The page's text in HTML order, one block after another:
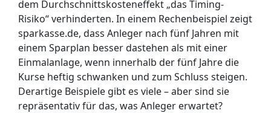
dem Durchschnittskosteneffekt „das Timing-
Risiko“ verhinderten. In einem Rechenbeispiel zeigt
sparkasse.de, dass Anleger nach fünf Jahren mit
einem Sparplan besser dastehen als mit einer
Einmalanlage, wenn innerhalb der fünf Jahre die
Kurse heftig schwanken und zum Schluss steigen.
Derartige Beispiele gibt es viele – aber sind sie
repräsentativ für das, was Anleger erwartet?